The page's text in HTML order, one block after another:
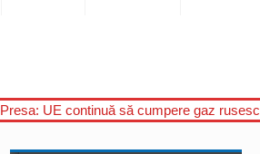
Presa: UE continuă să cumpere gaz